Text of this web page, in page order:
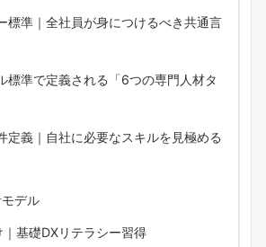
標準｜全社員が身につけるべき共通言
標準で定義される「6つの専門人材タ
定義｜自社に必要なスキルを見極める
デル
｜基礎DXリテラシー習得